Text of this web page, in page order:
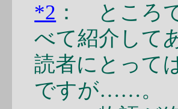
*2 ： ところ
べて紹介して
読者にとって
ですが……。